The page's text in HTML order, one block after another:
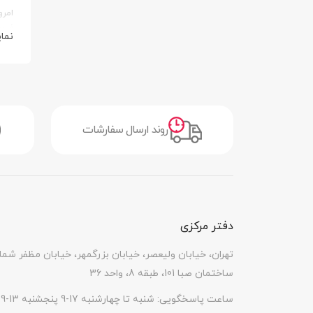
روند ارسال سفارشات
دفتر مرکزی
تهران، خیابان ولیعصر، خیابان بزرگمهر، خیابان مظفر
ساختمان صبا 101، طبقه 8، واحد 36
ساعت پاسخگویی: شنبه تا چهارشنبه 17-9 پنجشنبه 13-9